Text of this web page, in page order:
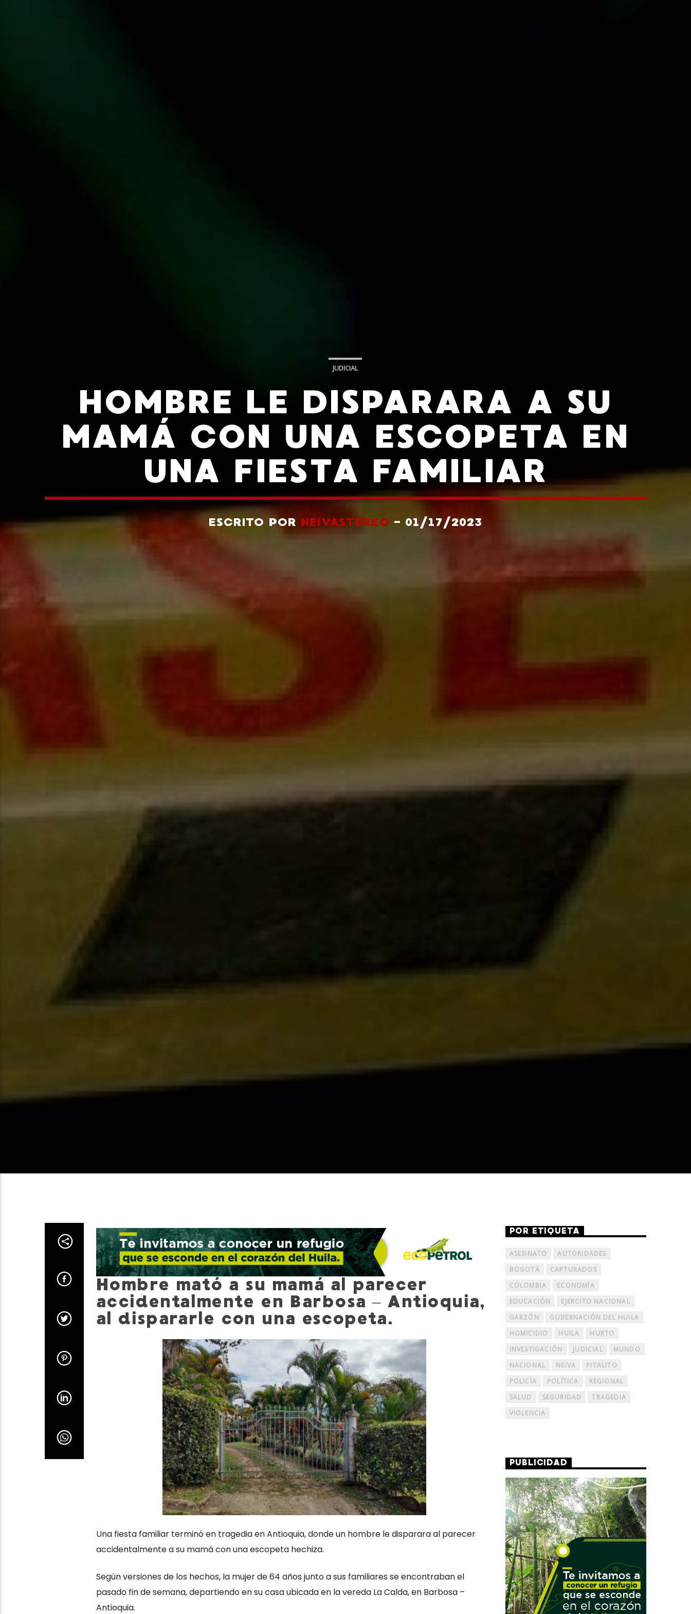
JUDICIAL
HOMBRE LE DISPARARA A SU
MAMÁ CON UNA ESCOPETA EN
UNA FIESTA FAMILIAR
ESCRITO POR NEIVASTEREO - 01/17/2023
Hombre mató a su mamá al parecer
accidentalmente en Barbosa – Antioquia,
al dispararle con una escopeta.
Una fiesta familiar terminó en tragedia en Antioquia, donde un hombre le disparara al parecer
accidentalmente a su mamá con una escopeta hechiza.
Según versiones de los hechos, la mujer de 64 años junto a sus familiares se encontraban el
pasado fin de semana, departiendo en su casa ubicada en la vereda La Calda, en Barbosa –
Antioquia.
POR ETIQUETA
ASESINATO
AUTORIDADES
BOGOTÁ
CAPTURADOS
COLOMBIA
ECONOMÍA
EDUCACIÓN
EJERCITO NACIONAL
GARZÓN
GOBERNACIÓN DEL HUILA
HOMICIDIO
HUILA
HURTO
INVESTIGACIÓN
JUDICIAL
MUNDO
NACIONAL
NEIVA
PITALITO
POLICÍA
POLÍTICA
REGIONAL
SALUD
SEGURIDAD
TRAGEDIA
VIOLENCIA
PUBLICIDAD